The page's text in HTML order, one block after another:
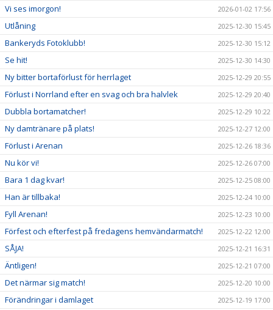
Vi ses imorgon! 2026-01-02 17:56
Utlåning 2025-12-30 15:45
Bankeryds Fotoklubb! 2025-12-30 15:12
Se hit! 2025-12-30 14:30
Ny bitter bortaförlust för herrlaget 2025-12-29 20:55
Förlust i Norrland efter en svag och bra halvlek 2025-12-29 20:40
Dubbla bortamatcher! 2025-12-29 10:22
Ny damtränare på plats! 2025-12-27 12:00
Förlust i Arenan 2025-12-26 18:36
Nu kör vi! 2025-12-26 07:00
Bara 1 dag kvar! 2025-12-25 08:00
Han är tillbaka! 2025-12-24 10:00
Fyll Arenan! 2025-12-23 10:00
Förfest och efterfest på fredagens hemvändarmatch! 2025-12-22 12:00
SÅJA! 2025-12-21 16:31
Äntligen! 2025-12-21 07:00
Det närmar sig match! 2025-12-20 10:00
Förändringar i damlaget 2025-12-19 17:00